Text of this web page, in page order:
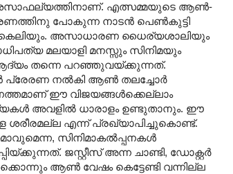
എത്സമ്മയുടെ ആൺ-
പോകുന്ന നാടൻ പെൺകുട്ടി
കൈലിയും. അസാധാരണ ധൈര്യശാലിയും
മലയാളി മനസ്സും സിനിമയും
തന്നെ പറഞ്ഞുവയ്ക്കുന്നത്.
പ്രേരണ നൽകി ആൺ തലച്ചോർ
ഈ വിജയങ്ങൾക്കെല്ലാം
അവളിൽ ധാരാളം ഉണ്ടുതാനും. ഈ
എന്ന് പ്രഖ്യാപിച്ചുകൊണ്ട്.
സിനിമാകൽ‌പ്പനകൾ
ജസ്റ്റീസ് അന്ന ചാണ്ടി, ഡോക്റ്റർ
ആൺ വേഷം കെട്ടേണ്ടി വന്നില്ല